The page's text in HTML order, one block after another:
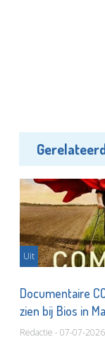
Uit
Documentaire
zien bij Bios in
Redactie - 07-07-2026